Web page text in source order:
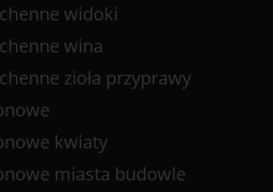
widoki
wina
zioła przyprawy
kwiaty
miasta budowle